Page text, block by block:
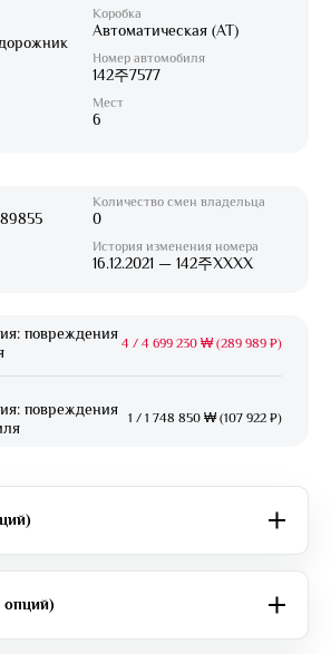
Коробка
Автоматическая (AT)
Номер автомобиля
142주7577
Мест
6
Количество смен владельца
0
История изменения номера
16.12.2021 — 142주XXXX
повреждения
4 / 4 699 230 ₩ (289 989 ₽)
повреждения
1 / 1 748 850 ₩ (107 922 ₽)
опций)